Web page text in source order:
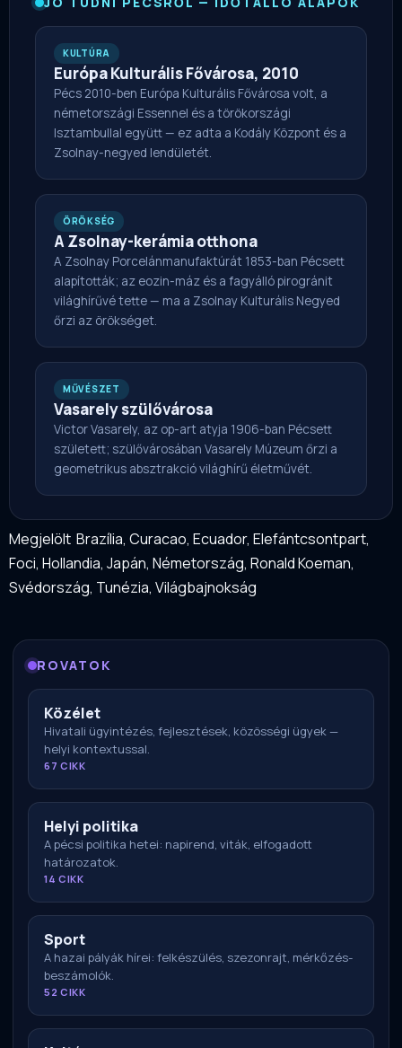
KULTÚRA
Európa Kulturális Fővárosa, 2010
Pécs 2010-ben Európa Kulturális Fővárosa volt, a
németországi Essennel és a törökországi
Isztambullal együtt — ez adta a Kodály Központ és a
Zsolnay-negyed lendületét.
ÖRÖKSÉG
A Zsolnay-kerámia otthona
A Zsolnay Porcelánmanufaktúrát 1853-ban Pécsett
alapították; az eozin-máz és a fagyálló pirogránit
világhírűvé tette — ma a Zsolnay Kulturális Negyed
őrzi az örökséget.
MŰVÉSZET
Vasarely szülővárosa
Victor Vasarely, az op-art atyja 1906-ban Pécsett
született; szülővárosában Vasarely Múzeum őrzi a
geometrikus absztrakció világhírű életművét.
Megjelölt Brazília,Curacao,Ecuador,Elefántcsontpart,
Foci, Hollandia, Japán, Németország, Ronald Koeman,
Svédország, Tunézia, Világbajnokság
ROVATOK
Közélet
Hivatali ügyintézés, fejlesztések, közösségi ügyek —
helyi kontextussal.
67 CIKK
Helyi politika
A pécsi politika hetei: napirend, viták, elfogadott
határozatok.
14 CIKK
Sport
A hazai pályák hírei: felkészülés, szezonrajt, mérkőzés-
beszámolók.
52 CIKK